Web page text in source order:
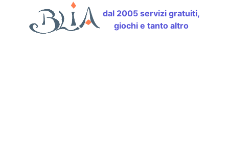
dal 2005 servizi gratuiti,
giochi e tanto altro